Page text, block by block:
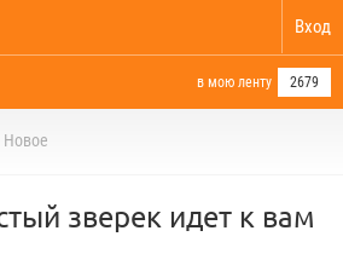
Вход
в мою ленту 2679
Новое
зверек идет к вам